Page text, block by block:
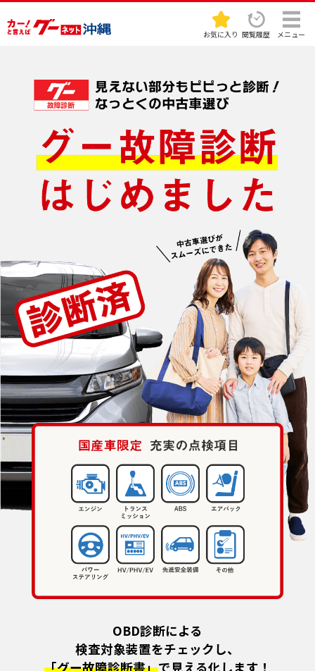
お気に入り 閲覧履歴 メニュー
OBD診断による
検査対象装置をチェックし、
「グー故障診断書」で見える化します！